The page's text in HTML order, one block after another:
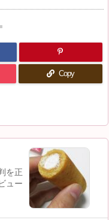
Copy
を正
ュー